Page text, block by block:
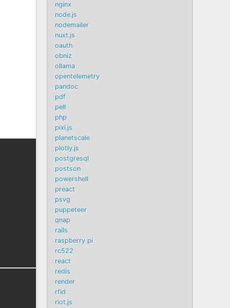
nginx
node.js
nodemailer
nuxt.js
oauth
obniz
ollama
opentelemetry
pandoc
pdf
pell
php
pixi.js
planetscale
plotly.js
postgresql
postson
powershell
preact
psvg
puppeteer
qnap
rails
raspberry pi
rc522
react
redis
render
rfid
riot.js